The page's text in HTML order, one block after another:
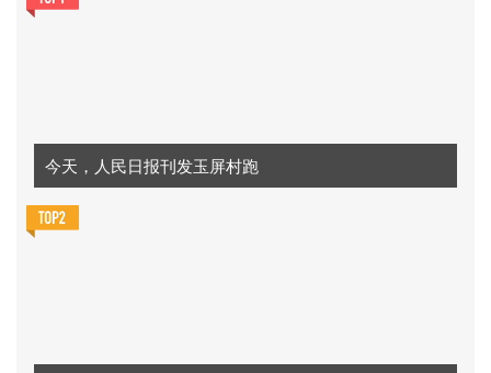
今天，人民日报刊发玉屏村跑